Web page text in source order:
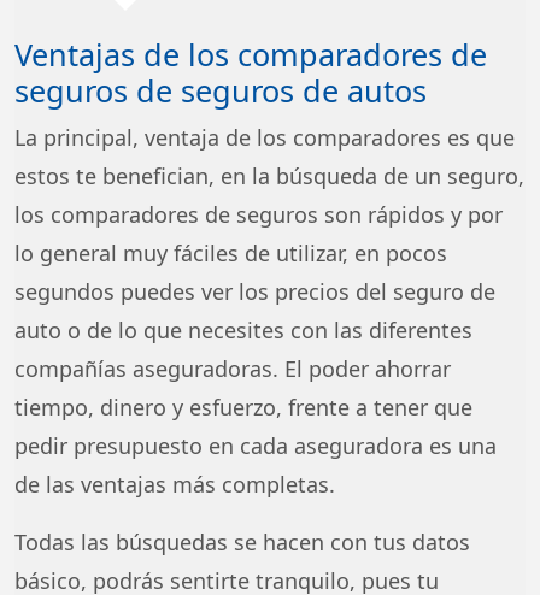
Ventajas de los comparadores de
seguros de seguros de autos
La principal, ventaja de los comparadores es que
estos te benefician, en la búsqueda de un seguro,
los comparadores de seguros son rápidos y por
lo general muy fáciles de utilizar, en pocos
segundos puedes ver los precios del seguro de
auto o de lo que necesites con las diferentes
compañías aseguradoras. El poder ahorrar
tiempo, dinero y esfuerzo, frente a tener que
pedir presupuesto en cada aseguradora es una
de las ventajas más completas.
Todas las búsquedas se hacen con tus datos
básico, podrás sentirte tranquilo, pues tu